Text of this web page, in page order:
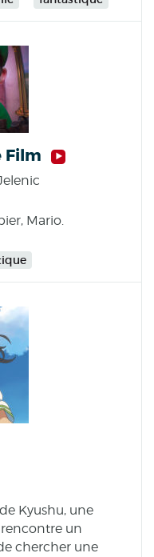
Film
Mario.
Kyushu, une
rencontre un
chercher une